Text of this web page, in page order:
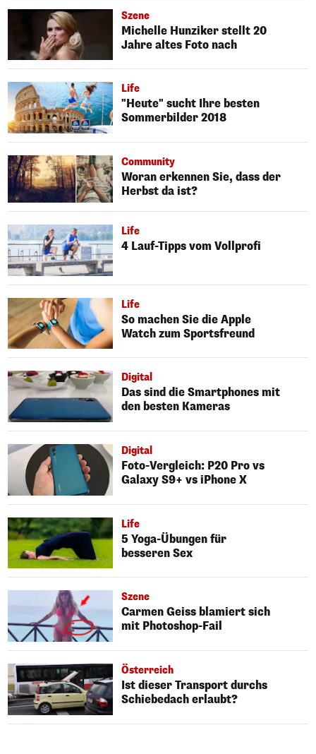
Szene
Michelle Hunziker stellt 20
Jahre altes Foto nach
Life
"Heute" sucht Ihre besten
Sommerbilder 2018
Community
Woran erkennen Sie, dass der
Herbst da ist?
Life
4 Lauf-Tipps vom Vollprofi
Life
So machen Sie die Apple
Watch zum Sportsfreund
Digital
Das sind die Smartphones mit
den besten Kameras
Digital
Foto-Vergleich: P20 Pro vs
Galaxy S9+ vs iPhone X
Life
5 Yoga-Übungen für
besseren Sex
Szene
Carmen Geiss blamiert sich
mit Photoshop-Fail
Österreich
Ist dieser Transport durchs
Schiebedach erlaubt?